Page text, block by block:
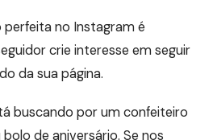
perfeita no Instagram é
crie interesse em seguir
da sua página.
buscando por um confeiteiro
de aniversário. Se nos